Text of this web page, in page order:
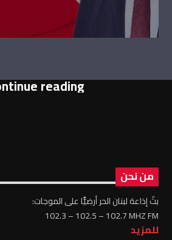
reading
من نحن
بثّ إذاعة لبنان الحر أرضيًّا على الموجات:
102.3 – 102.5 – 102.7 MHZ FM
للمزيد